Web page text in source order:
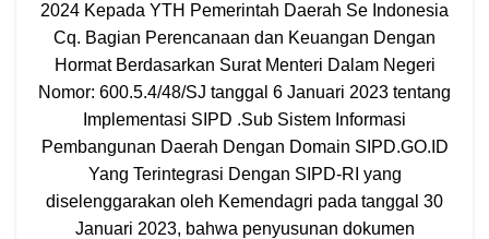
2024 Kepada YTH Pemerintah Daerah Se Indonesia
Cq. Bagian Perencanaan dan Keuangan Dengan
Hormat Berdasarkan Surat Menteri Dalam Negeri
Nomor: 600.5.4/48/SJ tanggal 6 Januari 2023 tentang
Implementasi SIPD .Sub Sistem Informasi
Pembangunan Daerah Dengan Domain SIPD.GO.ID
Yang Terintegrasi Dengan SIPD-RI yang
diselenggarakan oleh Kemendagri pada tanggal 30
Januari 2023, bahwa penyusunan dokumen